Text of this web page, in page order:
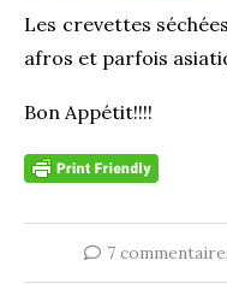
Les crevettes
afros et parfois
Bon Appétit!!!!
7